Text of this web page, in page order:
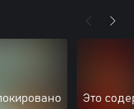
Это